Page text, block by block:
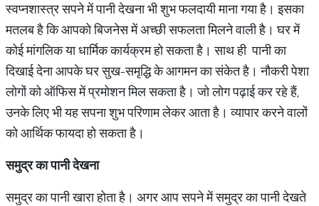
स्वप्नशास्त्र सपने में पानी देखना भी शुभ फलदायी माना गया है। इसका
मतलब है कि आपको बिजनेस में अच्छी सफलता मिलने वाली है। घर में
कोई मांगलिक या धार्मिक कार्यक्रम हो सकता है। साथ ही पानी का
दिखाई देना आपके घर सुख-समृद्धि के आगमन का संकेत है। नौकरी पेशा
लोगों को ऑफिस में प्रमोशन मिल सकता है। जो लोग पढ़ाई कर रहे हैं,
उनके लिए भी यह सपना शुभ परिणाम लेकर आता है। व्यापार करने वालों
को आर्थिक फायदा हो सकता है।
समुद्र का पानी देखना
समुद्र का पानी खारा होता है। अगर आप सपने में समुद्र का पानी देखते